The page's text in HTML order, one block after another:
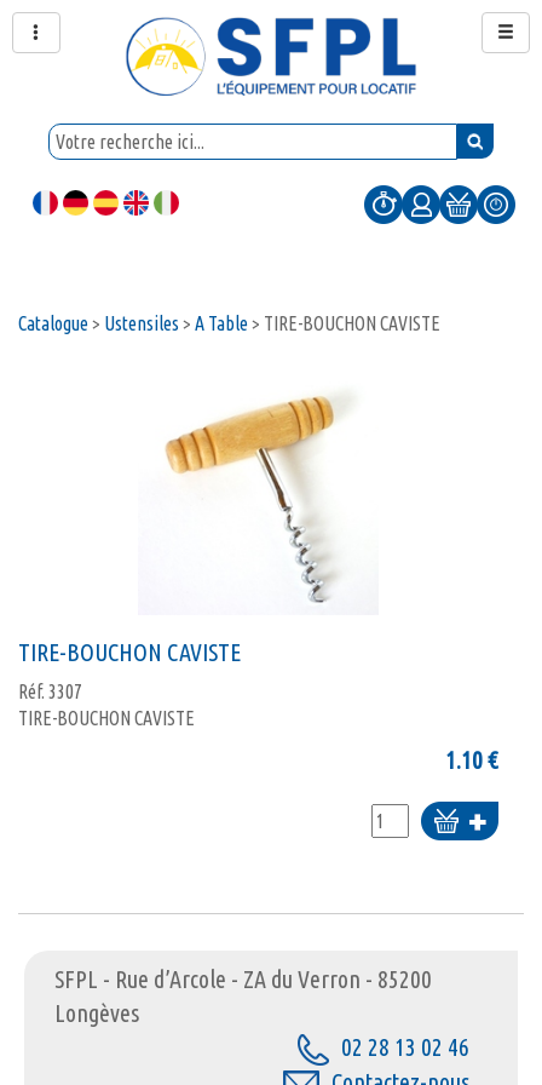
Catalogue> Ustensiles > A Table> TIRE-BOUCHON CAVISTE
TIRE-BOUCHON CAVISTE
Réf. 3307
TIRE-BOUCHON CAVISTE
1.10€
Ajouter
au
SFPL - Rue d’Arcole - ZA du Verron - 85200
Longèves
02 28 13 02 46